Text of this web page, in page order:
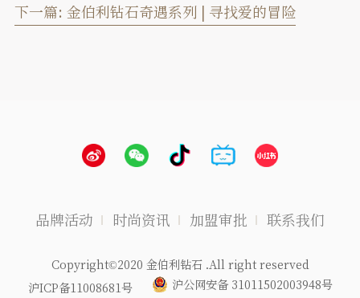
下一篇: 金伯利钻石奇遇系列 | 寻找爱的冒险
品牌活动 时尚资讯 加盟审批 联系我们
Copyright©2020 金伯利钻石 .All right reserved
沪ICP备11008681号
沪公网安备 31011502003948号